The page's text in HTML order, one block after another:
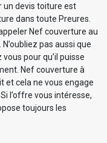
un devis toiture est
dans toute Preures.
Nef couverture au
pas aussi que
pour qu’il puisse
Nef couverture à
et cela ne vous engage
l’offre vous intéresse,
toujours les